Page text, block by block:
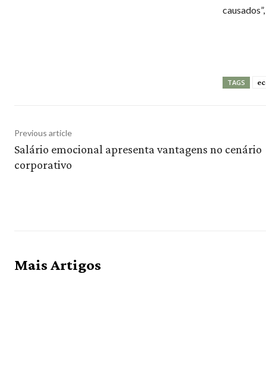
TAGS
Previous article
Salário emocional apresenta vantagens no cenário
corporativo
Mais Artigos